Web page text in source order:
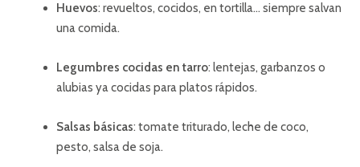
Huevos: revueltos, cocidos, en tortilla… siempre salvan
una comida.
Legumbres cocidas en tarro: lentejas, garbanzos o
alubias ya cocidas para platos rápidos.
Salsas básicas: tomate triturado, leche de coco,
pesto, salsa de soja.